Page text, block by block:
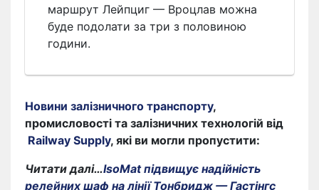
маршрут Лейпциг — Вроцлав можна
буде подолати за три з половиною
години.
Новини залізничного транспорту,
промисловості та залізничних технологій від
Railway Supply, які ви могли пропустити:
Читати далі…IsoMat підвищує надійність
релейних шаф на лінії Тонбридж — Гастінгс